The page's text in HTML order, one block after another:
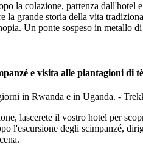
la colazione, partenza
la grande storia della vita
Un ponte sospeso in
e visita alle piantagioni di tè
lascerete il vostro hotel per
l'escursione degli scimpanzé,